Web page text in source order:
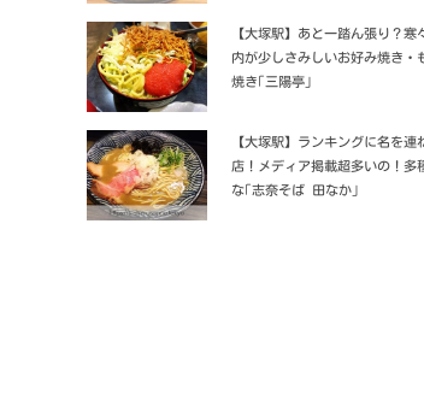
【大塚駅】あと一踏ん張り？寒
内が少しさみしいお好み焼き・
焼き｢三陽亭｣
【大塚駅】ランキングに名を連
店！メディア掲載超多いの！多
な｢志奈そば 田なか｣